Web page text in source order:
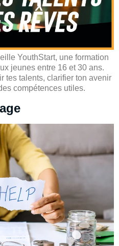
YouthStart, une formation
jeunes entre 16 et 30 ans.
tes talents, clarifier ton avenir
compétences utiles.